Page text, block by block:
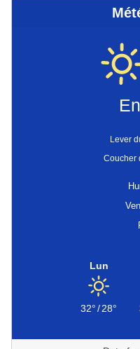
Lever
Coucher
Lun
32°/28°